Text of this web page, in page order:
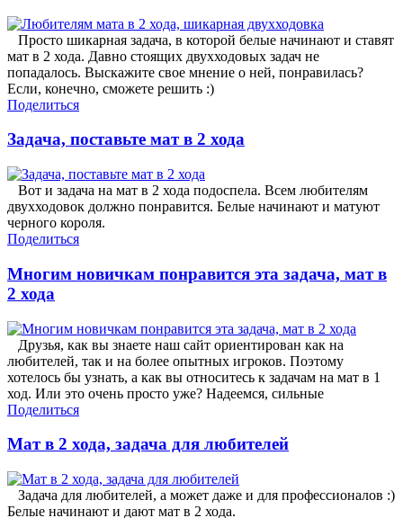
Просто шикарная задача, в которой белые начинают и ставят
мат в 2 хода. Давно стоящих двухходовых задач не
попадалось. Выскажите свое мнение о ней, понравилась?
Если, конечно, сможете решить :)
Поделиться
Задача, поставьте мат в 2 хода
Вот и задача на мат в 2 хода подоспела. Всем любителям
двухходовок должно понравится. Белые начинают и матуют
черного короля.
Поделиться
Многим новичкам понравится эта задача, мат в
2 хода
Друзья, как вы знаете наш сайт ориентирован как на
любителей, так и на более опытных игроков. Поэтому
хотелось бы узнать, а как вы относитесь к задачам на мат в 1
ход. Или это очень просто уже? Надеемся, сильные
Поделиться
Мат в 2 хода, задача для любителей
Задача для любителей, а может даже и для профессионалов :)
Белые начинают и дают мат в 2 хода.